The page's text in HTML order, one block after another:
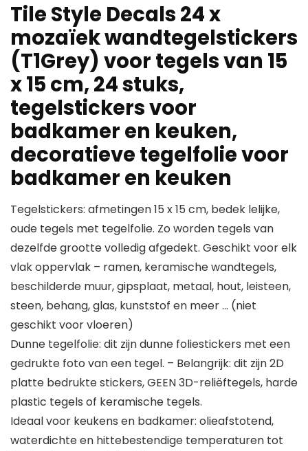
Tile Style Decals 24 x
mozaïek wandtegelstickers
(T1Grey) voor tegels van 15
x 15 cm, 24 stuks,
tegelstickers voor
badkamer en keuken,
decoratieve tegelfolie voor
badkamer en keuken
Tegelstickers: afmetingen 15 x 15 cm, bedek lelijke,
oude tegels met tegelfolie. Zo worden tegels van
dezelfde grootte volledig afgedekt. Geschikt voor elk
vlak oppervlak – ramen, keramische wandtegels,
beschilderde muur, gipsplaat, metaal, hout, leisteen,
steen, behang, glas, kunststof en meer … (niet
geschikt voor vloeren)
Dunne tegelfolie: dit zijn dunne foliestickers met een
gedrukte foto van een tegel. – Belangrijk: dit zijn 2D
platte bedrukte stickers, GEEN 3D-reliëftegels, harde
plastic tegels of keramische tegels.
Ideaal voor keukens en badkamer: olieafstotend,
waterdichte en hittebestendige temperaturen tot